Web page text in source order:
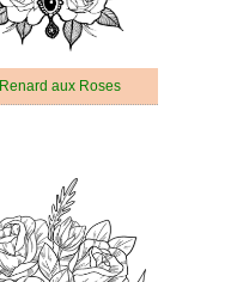
Renard aux Roses